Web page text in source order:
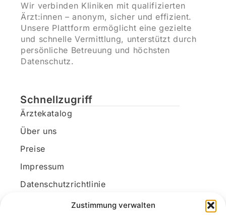
Zustimmung verwalten
Wir verbinden Kliniken mit qualifizierten
Ärzt:innen – anonym, sicher und effizient.
Unsere Plattform ermöglicht eine gezielte
und schnelle Vermittlung, unterstützt durch
persönliche Betreuung und höchsten
Datenschutz.
Schnellzugriff
Ärztekatalog
Über uns
Preise
Impressum
Datenschutzrichtlinie
Kundenkonto